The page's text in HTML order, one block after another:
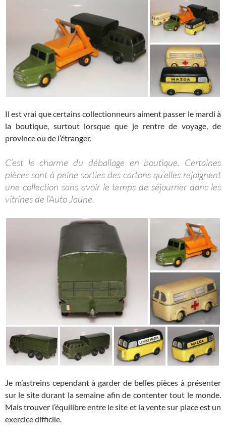
Il est vrai que certains collectionneurs aiment passer le mardi à
la boutique, surtout lorsque que je rentre de voyage, de
province ou de l’étranger.
C’est le charme du déballage en boutique. Certaines
pièces sont à peine sorties des cartons qu’elles rejoignent
une collection sans avoir le temps de séjourner dans les
vitrines de l’Auto Jaune.
Je m’astreins cependant à garder de belles pièces à présenter
sur le site durant la semaine afin de contenter tout le monde.
Mais trouver l’équilibre entre le site et la vente sur place est un
exercice difficile.